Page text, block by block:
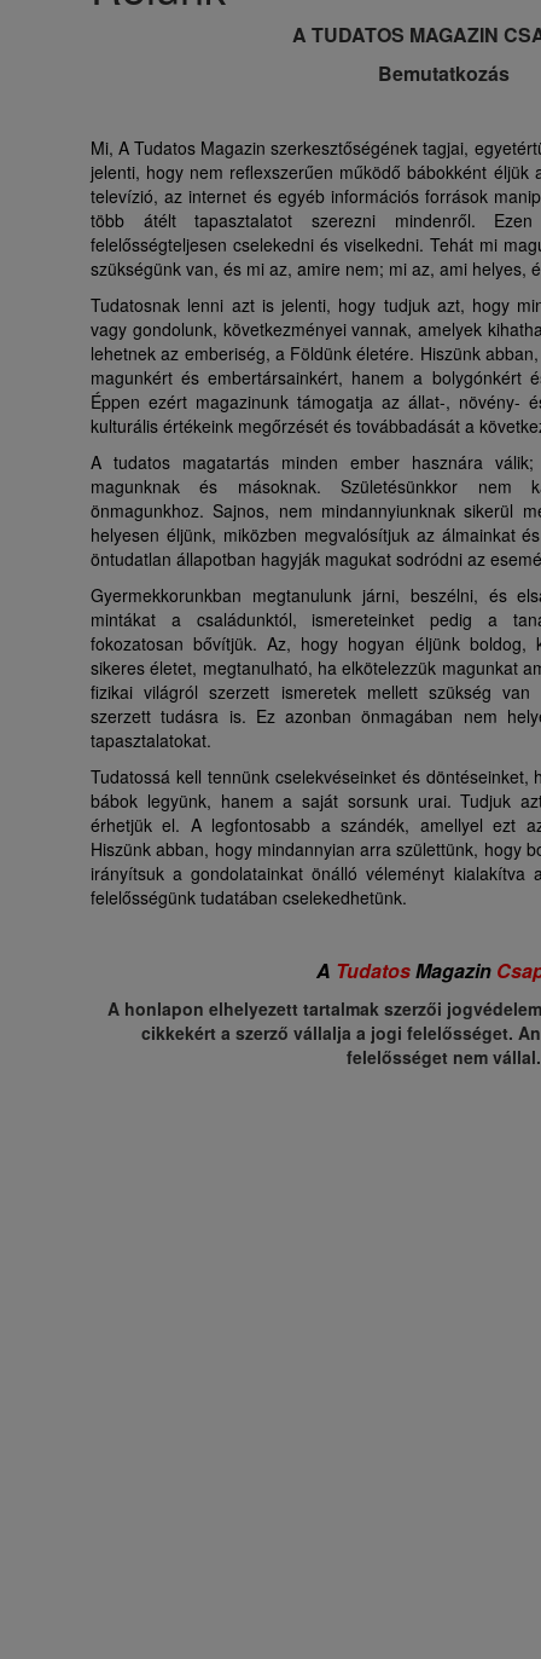
A TUDATOS MAGAZIN
Bemutatkozás
Mi, A Tudatos Magazin szerkesztőségének tagjai,
jelenti, hogy nem reflexszerűen működő bábokként éljük
televízió, az internet és egyéb információs források
több átélt tapasztalatot szerezni mindenről.
felelősségteljesen cselekedni és viselkedni. Tehát mi
szükségünk van, és mi az, amire nem; mi az, ami helyes,
Tudatosnak lenni azt is jelenti, hogy tudjuk azt, hogy
vagy gondolunk, következményei vannak, amelyek
lehetnek az emberiség, a Földünk életére. Hiszünk
magunkért és embertársainkért, hanem a bolygónkért
Éppen ezért magazinunk támogatja az állat-, növény-
kulturális értékeink megőrzését és továbbadását a
A tudatos magatartás minden ember hasznára
magunknak és másoknak. Születésünkkor nem
önmagunkhoz. Sajnos, nem mindannyiunknak sikerül
helyesen éljünk, miközben megvalósítjuk az álmainkat
öntudatlan állapotban hagyják magukat sodródni az
Gyermekkorunkban megtanulunk járni, beszélni, és
mintákat a családunktól, ismereteinket pedig a
fokozatosan bővítjük. Az, hogy hogyan éljünk boldog,
sikeres életet, megtanulható, ha elkötelezzük magunkat
fizikai világról szerzett ismeretek mellett szükség
szerzett tudásra is. Ez azonban önmagában nem
tapasztalatokat.
Tudatossá kell tennünk cselekvéseinket és
bábok legyünk, hanem a saját sorsunk urai. Tudjuk
érhetjük el. A legfontosabb a szándék, amellyel ezt
Hiszünk abban, hogy mindannyian arra születtünk, hogy
irányítsuk a gondolatainkat önálló véleményt kialakítva
felelősségünk tudatában cselekedhetünk.
A TudatosMagazin
A honlapon elhelyezett tartalmak szerzői
cikkekért a szerző vállalja a jogi felelősséget.
felelősséget nem vállal.